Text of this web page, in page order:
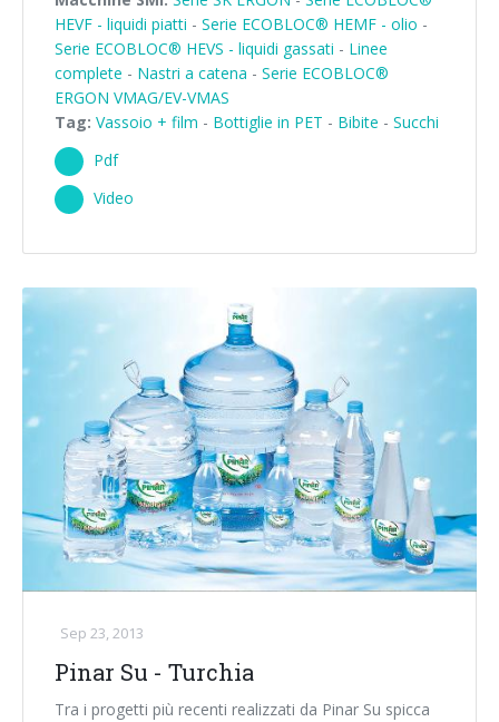
HEVF - liquidi piatti - Serie ECOBLOC® HEMF - olio -
Serie ECOBLOC® HEVS - liquidi gassati - Linee
complete - Nastri a catena - Serie ECOBLOC®
ERGON VMAG/EV-VMAS
Tag: Vassoio + film - Bottiglie in PET - Bibite - Succhi
Pdf
Video
Sep 23, 2013
Pinar Su - Turchia
Tra i progetti più recenti realizzati da Pinar Su spicca